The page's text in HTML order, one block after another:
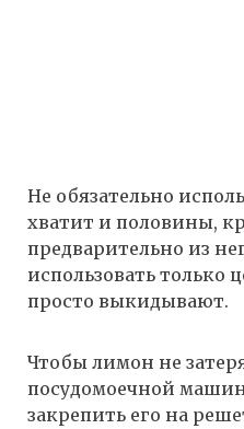
Не обязательно
хватит и половины,
предварительно из
использовать только
просто выкидывают.
Чтобы лимон не
посудомоечной
закрепить его на